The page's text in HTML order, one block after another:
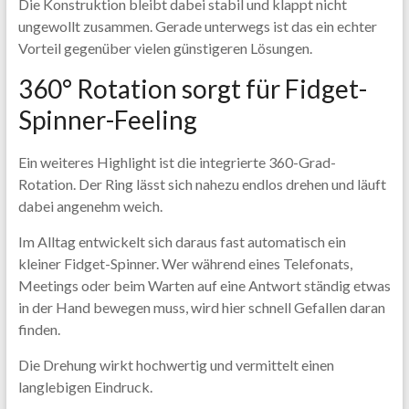
Die Konstruktion bleibt dabei stabil und klappt nicht
ungewollt zusammen. Gerade unterwegs ist das ein echter
Vorteil gegenüber vielen günstigeren Lösungen.
360° Rotation sorgt für Fidget-
Spinner-Feeling
Ein weiteres Highlight ist die integrierte 360-Grad-
Rotation. Der Ring lässt sich nahezu endlos drehen und läuft
dabei angenehm weich.
Im Alltag entwickelt sich daraus fast automatisch ein
kleiner Fidget-Spinner. Wer während eines Telefonats,
Meetings oder beim Warten auf eine Antwort ständig etwas
in der Hand bewegen muss, wird hier schnell Gefallen daran
finden.
Die Drehung wirkt hochwertig und vermittelt einen
langlebigen Eindruck.